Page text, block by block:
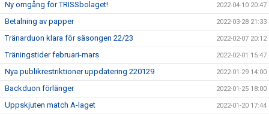
Ny omgång för TRISSbolaget! 2022-04-10 20:47
Betalning av papper 2022-03-28 21:33
Tränarduon klara för säsongen 22/23 2022-02-07 20:12
Träningstider februari-mars 2022-02-01 15:47
Nya publikrestriktioner uppdatering 220129 2022-01-29 14:00
Backduon förlänger 2022-01-25 18:00
Uppskjuten match A-laget 2022-01-20 17:44